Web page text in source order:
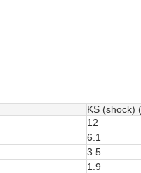
KS (shock)
12
6.1
3.5
1.9